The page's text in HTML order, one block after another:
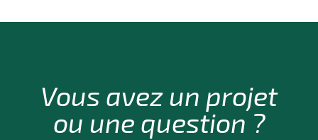
Vous avez un projet
ou une question ?